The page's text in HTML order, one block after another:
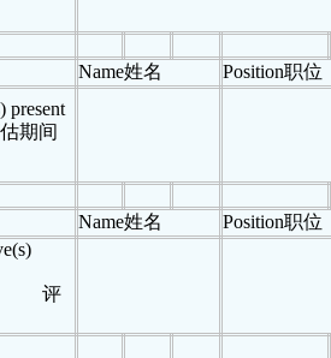
Name姓名 Position职位
present
期间
Name姓名 Position职位
评